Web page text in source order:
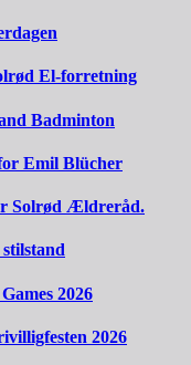
El-forretning
Badminton
Emil Blücher
Solrød Ældreråd.
2026
2026